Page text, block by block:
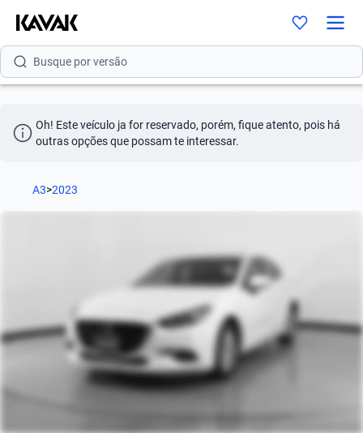
Busque por modelo
Busque por versão
Busque por marca
Oh! Este veículo ja for reservado, porém, fique atento, pois há
outras opções que possam te interessar.
A3>2023